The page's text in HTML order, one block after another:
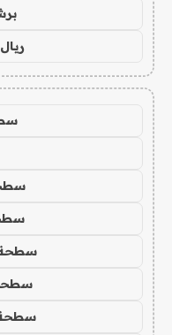
سطحة
سطحة